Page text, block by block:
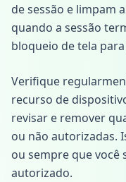
de sessão e limpam
quando a sessão
bloqueio de tela
Verifique
recurso de
revisar e remover
ou não autorizadas.
ou sempre que você
autorizado.